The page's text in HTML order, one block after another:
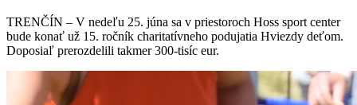
TRENČÍN – V nedeľu 25. júna sa v priestoroch Hoss sport center
bude konať už 15. ročník charitatívneho podujatia Hviezdy deťom.
Doposiaľ prerozdelili takmer 300-tisíc eur.